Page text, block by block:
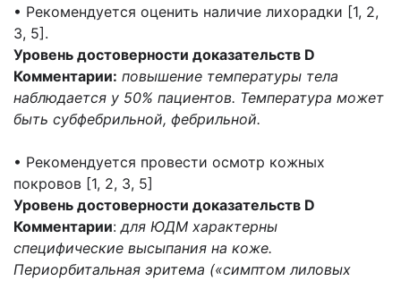
• Рекомендуется оценить наличие лихорадки [1, 2,
3, 5].
Уровень достоверности доказательств D
Комментарии: повышение температуры тела
наблюдается у 50% пациентов. Температура может
быть субфебрильной, фебрильной.
• Рекомендуется провести осмотр кожных
покровов [1, 2, 3, 5]
Уровень достоверности доказательств D
Комментарии:для ЮДМ характерны
специфические высыпания на коже.
Периорбитальная эритема («симптом лиловых